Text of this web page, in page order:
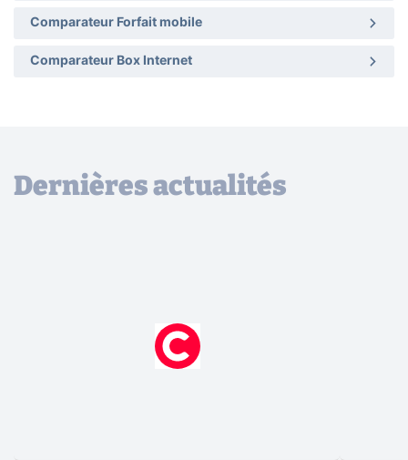
Comparateur Forfait mobile
Comparateur Box Internet
Dernières actualités